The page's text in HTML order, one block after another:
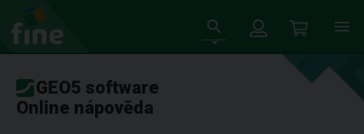
GEO5 software
Online nápověda